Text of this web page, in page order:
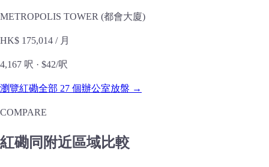
METROPOLIS TOWER (都會大廈)
HK$ 175,014 / 月
4,167 呎 · $42/呎
瀏覽紅磡全部 27 個辦公室放盤 →
COMPARE
紅磡同附近區域比較